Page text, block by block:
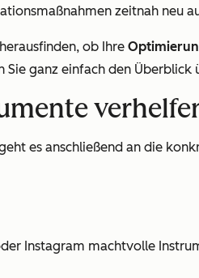
zeitnah neu
ob Ihre
Sie ganz einfach den Überblick
es anschließend an die
Instagram machtvolle